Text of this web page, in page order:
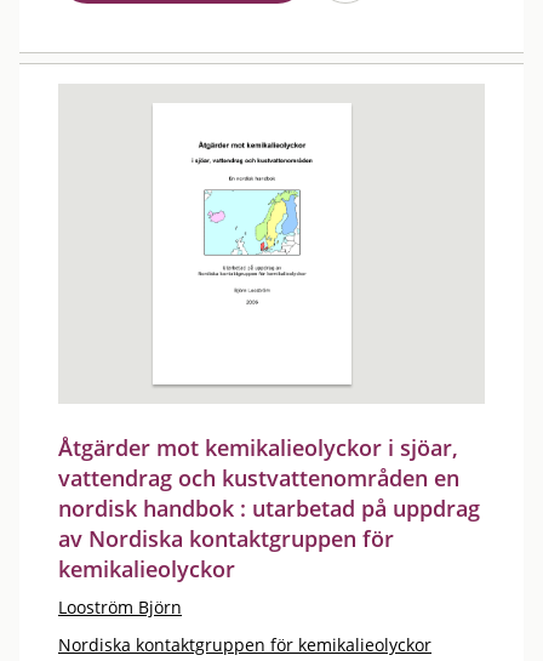
Åtgärder mot kemikalieolyckor i sjöar,
vattendrag och kustvattenområden en
nordisk handbok : utarbetad på uppdrag
av Nordiska kontaktgruppen för
kemikalieolyckor
Looström Björn
Nordiska kontaktgruppen för kemikalieolyckor